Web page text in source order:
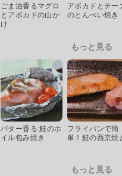
ごま油香るマグロ
とアボカドの山か
け
アボカドとチー
のとんぺい焼き
もっと見る
バター香る 鮭のホ
イル包み焼き
フライパンで簡
単！鮭の西京焼
もっと見る